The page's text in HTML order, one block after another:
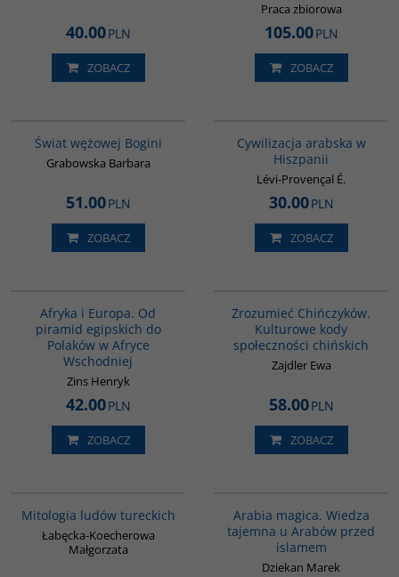
40.00PLN
ZOBACZ
Praca zbiorowa
105.00PLN
ZOBACZ
Świat wężowej Bogini
Grabowska Barbara
51.00PLN
ZOBACZ
Cywilizacja arabska w
Hiszpanii
Lévi-Provençal É.
30.00PLN
ZOBACZ
Afryka i Europa. Od
piramid egipskich do
Polaków w Afryce
Wschodniej
Zins Henryk
42.00PLN
ZOBACZ
Zrozumieć Chińczyków.
Kulturowe kody
społeczności chińskich
Zajdler Ewa
58.00PLN
ZOBACZ
Mitologia ludów tureckich
Łabęcka-Koecherowa
Małgorzata
Arabia magica. Wiedza
tajemna u Arabów przed
islamem
Dziekan Marek